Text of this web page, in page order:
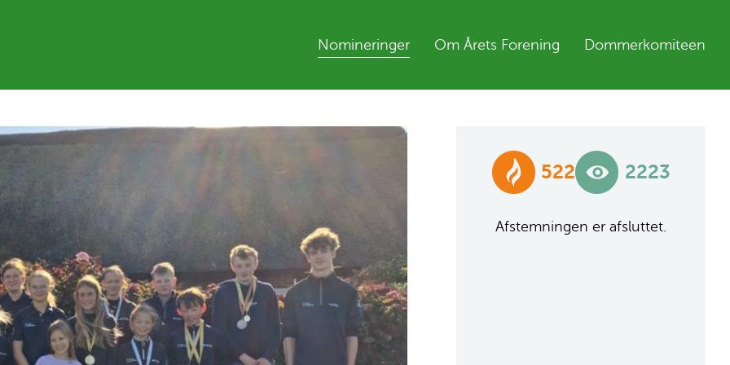
Nomineringer Om Årets Forening Dommerkomiteen
522 2223
Afstemningen er afsluttet.